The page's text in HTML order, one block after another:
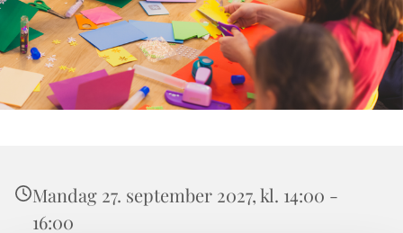
Mandag 27. september 2027, kl. 14:00 -
16:00